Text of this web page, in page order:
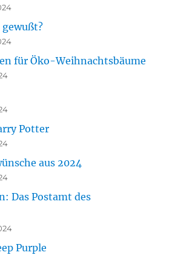
gewußt?
für Öko-Weihnachtsbäume
Potter
aus 2024
Das Postamt des
Purple